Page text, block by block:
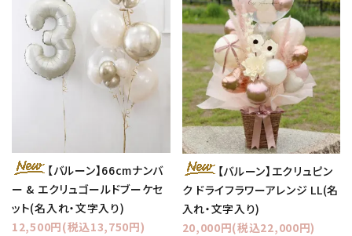
【バルーン】66cmナンバ
ー & エクリュゴールドブーケセ
ット(名入れ・文字入り)
12,500円(税込13,750円)
【バルーン】エクリュピン
ク ドライフラワーアレンジ LL(名
入れ・文字入り)
20,000円(税込22,000円)